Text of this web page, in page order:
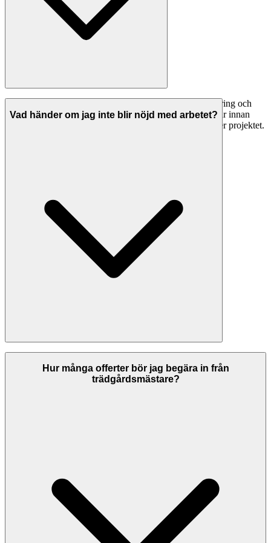
Seriösa trädgårdsmästare i Sunne har både ansvarsförsäkring och
allriskförsäkring. Be alltid om bevis på giltiga försäkringar innan
arbetet påbörjas. Detta skyddar dig om något går fel under projektet.
Vad händer om jag inte blir nöjd med arbetet?
Om du inte är nöjd med arbetet ska du först kontakta
trädgårdsmästare och ge dem möjlighet att åtgärda bristerna. Seriösa
företag ger garantier på sitt arbete. Om ni inte kommer överens kan
Hur många offerter bör jag begära in från
trädgårdsmästare?